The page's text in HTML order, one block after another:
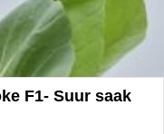
F1- Suur saak